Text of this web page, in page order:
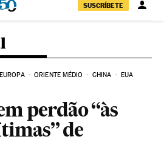
SUSCRÍBETE
EUROPA ORIENTE MÉDIO CHINA EUA
perdão “às
de